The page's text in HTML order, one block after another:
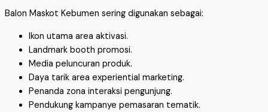
Balon Maskot Kebumen sering digunakan sebagai:
Ikon utama area aktivasi.
Landmark booth promosi.
Media peluncuran produk.
Daya tarik area experiential marketing.
Penanda zona interaksi pengunjung.
Pendukung kampanye pemasaran tematik.